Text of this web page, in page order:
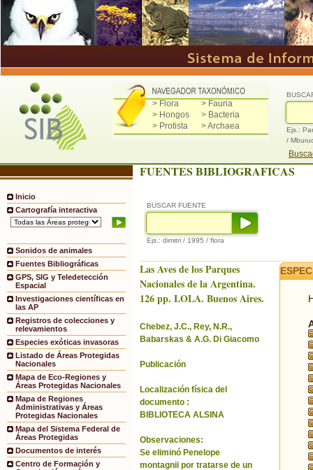
> Flora
> Fauna
> Hongos
> Bacteria
> Protista
> Archaea
Ejs.:
/
Inicio
Cartografía interactiva
Sonidos de animales
Fuentes Bibliográficas
GPS, SIG y Teledetección
Espacial
Investigaciones científicas en
las AP
Registros de colecciones y
relevamientos
Especies exóticas invasoras
Listado de Áreas Protegidas
Nacionales
Mapa de Eco-Regiones y
Áreas Protegidas Nacionales
Mapa de Regiones
Administrativas y Áreas
Protegidas Nacionales
Mapa del Sistema Federal de
Áreas Protegidas
Documentos de interés
Centro de Formación y
FUENTES BIBLIOGRAFICAS
BUSCAR FUENTE
Ejs.: dimitri / 1995 / flora
Las Aves de los Parques
Nacionales de la Argentina.
126 pp. LOLA. Buenos Aires.
Chebez, J.C., Rey, N.R.,
Babarskas & A.G. Di Giacomo
Publicación
Localización física del
documento :
BIBLIOTECA ALSINA
Observaciones:
Se eliminó Penelope
montagnii por tratarse de un